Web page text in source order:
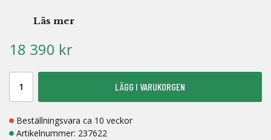
Läs mer
18 390 kr
LÄGG I VARUKORGEN
Beställningsvara ca 10 veckor
Artikelnummer: 237622